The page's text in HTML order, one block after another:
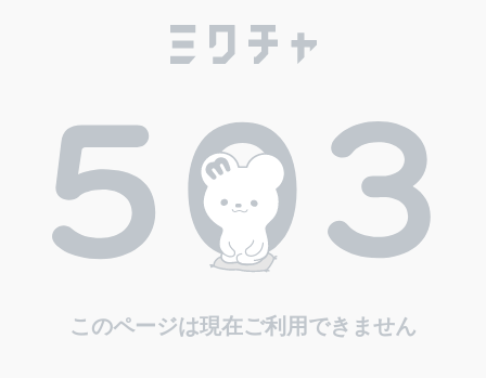
このページは現在ご利用できません